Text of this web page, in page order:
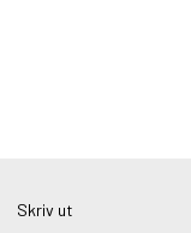
Skriv ut